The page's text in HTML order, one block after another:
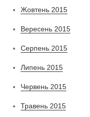
Жовтень 2015
Вересень 2015
Серпень 2015
Липень 2015
Червень 2015
Травень 2015